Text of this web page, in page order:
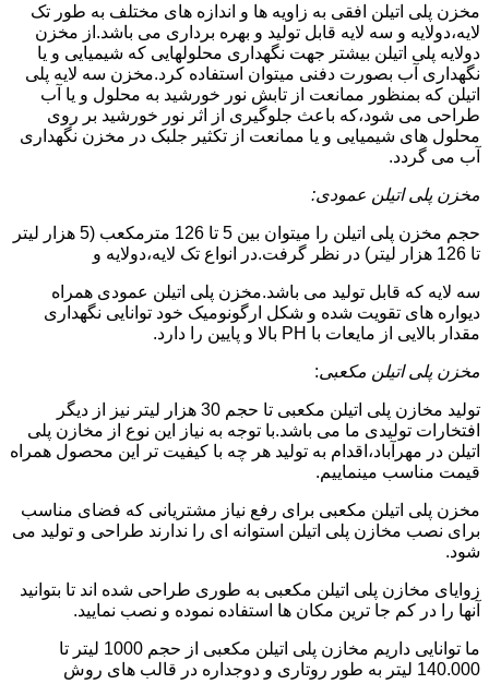
مخزن پلی اتیلن افقی به زاویه ها و اندازه های مختلف به طور تک
لایه،دولایه و سه لایه قابل تولید و بهره برداری می باشد.از مخزن
دولایه پلی اتیلن بیشتر جهت نگهداری محلولهایی که شیمیایی و یا
نگهداری آب بصورت دفنی میتوان استفاده کرد.مخزن سه لایه پلی
اتیلن که بمنظور ممانعت از تابش نور خورشید به محلول و یا آب
طراحی می شود،که باعث جلوگیری از اثر نور خورشید بر روی
محلول های شیمیایی و یا ممانعت از تکثیر جلبک در مخزن نگهداری
آب می گردد.
مخزن پلی اتیلن عمودی:
حجم مخزن پلی اتیلن را میتوان بین 5 تا 126 مترمکعب (5 هزار لیتر
تا 126 هزار لیتر) در نظر گرفت.در انواع تک لایه،دولایه و
سه لایه که قابل تولید می باشد.مخزن پلی اتیلن عمودی همراه
دیواره های تقویت شده و شکل ارگونومیک خود توانایی نگهداری
مقدار بالایی از مایعات با PH بالا و پایین را دارد.
مخزن پلی اتیلن مکعبی:
تولید مخازن پلی اتیلن مکعبی تا حجم 30 هزار لیتر نیز از دیگر
افتخارات تولیدی ما می باشد.با توجه به نیاز این نوع از مخازن پلی
اتیلن در مهرآباد،اقدام به تولید هر چه با کیفیت تر این محصول همراه
قیمت مناسب مینماییم.
مخزن پلی اتیلن مکعبی برای رفع نیاز مشتریانی که فضای مناسب
برای نصب مخازن پلی اتیلن استوانه ای را ندارند طراحی و تولید می
شود.
زوایای مخازن پلی اتیلن مکعبی به طوری طراحی شده اند تا بتوانید
آنها را در کم جا ترین مکان ها استفاده نموده و نصب نمایید.
ما توانایی داریم مخازن پلی اتیلن مکعبی از حجم 1000 لیتر تا
140.000 لیتر به طور روتاری و دوجداره در قالب های روش